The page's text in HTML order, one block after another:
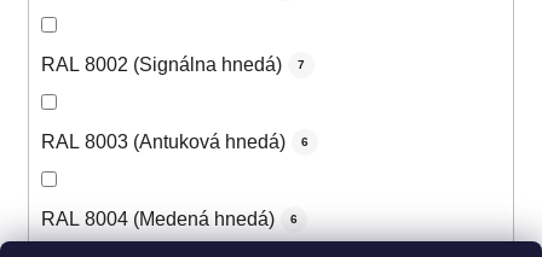
RAL 8002 (Signálna hnedá) 7
RAL 8003 (Antuková hnedá) 6
RAL 8004 (Medená hnedá) 6